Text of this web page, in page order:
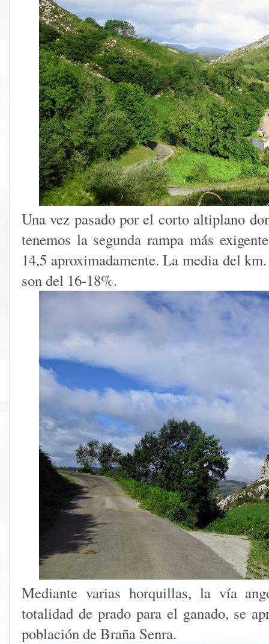
Una vez pasado por el corto altiplano
tenemos la segunda rampa más
14,5 aproximadamente. La media del
son del 16-18%.
Mediante varias horquillas, la vía
totalidad de prado para el ganado, se
población de Braña Senra.